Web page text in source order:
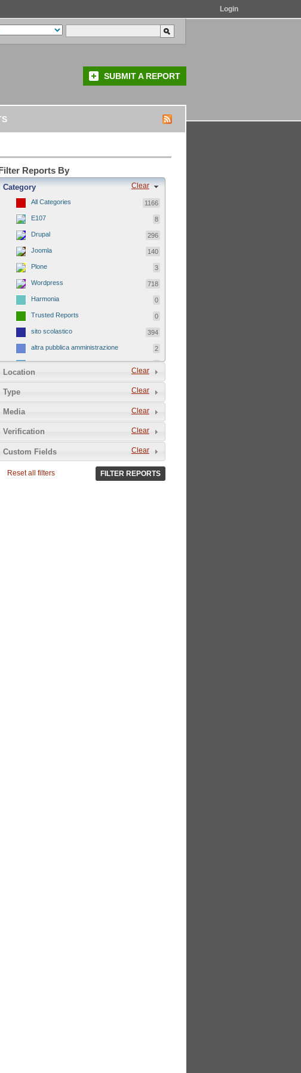
Login
SUBMIT A REPORT
Reports By
Clear
Category
All Categories 1166
E107 8
Drupal 296
Joomla 140
Plone 3
Wordpress 718
Harmonia 0
Trusted Reports 0
sito scolastico 394
altra pubblica amministrazione 2
sito tematico 8
Clear
Location
Clear
Type
Clear
Media
Clear
Verification
Clear
Custom Fields
Reset all filters FILTER REPORTS